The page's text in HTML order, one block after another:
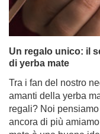
Un regalo unico: il
di yerba mate
Tra i fan del nostro
amanti della yerba
regali? Noi
ancora di più